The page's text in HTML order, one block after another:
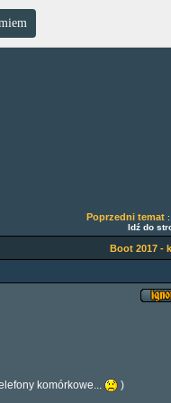
Poprzedni temat::
Idź do
Boot 2017 -
komórkowe...
)